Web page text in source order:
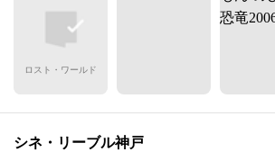
ロスト・ワールド
シネ・リーブル神戸